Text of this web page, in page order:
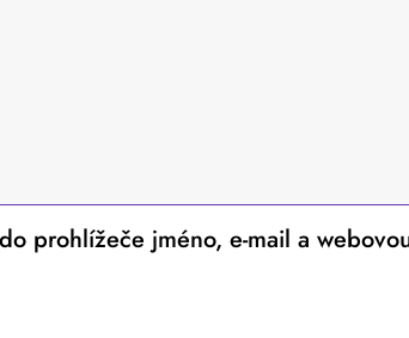
prohlížeče jméno, e-mail a